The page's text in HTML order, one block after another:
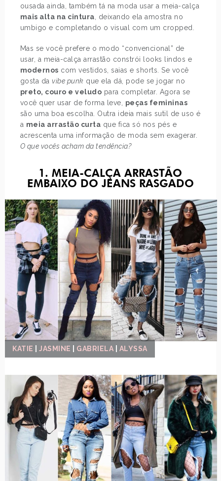
ousada ainda, também tá na moda usar a meia-calça
mais alta na cintura, deixando ela amostra no
umbigo e completando o visual com um cropped.
Mas se você prefere o modo “convencional” de
usar, a meia-calça arrastão constrói looks lindos e
modernos com vestidos, saias e shorts. Se você
gosta da vibe punk que ela dá, pode se jogar no
preto, couro e veludo para completar. Agora se
você quer usar de forma leve, peças femininas
são uma boa escolha. Outra ideia mais sutil de uso é
a meia arrastão curta que fica só nos pés e
acrescenta uma informação de moda sem exagerar.
O que vocês acham da tendência?
1. MEIA-CALÇA ARRASTÃO
EMBAIXO DO JEANS RASGADO
KATIE |JASMINE GABRIELA ALYSSA